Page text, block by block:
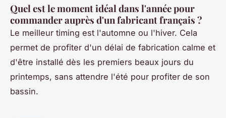
Quel est le moment idéal dans l'année pour
commander auprès d'un fabricant français ?
Le meilleur timing est l'automne ou l'hiver. Cela
permet de profiter d'un délai de fabrication calme et
d'être installé dès les premiers beaux jours du
printemps, sans attendre l'été pour profiter de son
bassin.